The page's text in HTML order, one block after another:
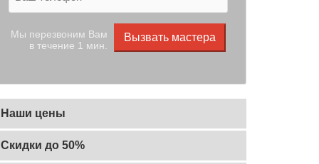
Мы перезвоним Вам
в течение 1 мин.
Вызвать мастера
Наши цены
Скидки до 50%